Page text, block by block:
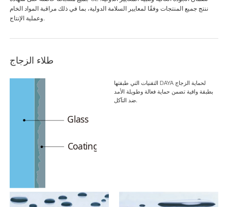
ننتج جميع المنتجات وفقًا لمعايير السلامة الدولية، بما في ذلك مراقبة المواد الخام
وعملية الإنتاج.
طلاء الزجاج
التقنيات التي طبقتها DAYA لحماية الزجاج
بطبقة واقية تضمن حماية فعالة وطويلة الأمد
ضد التآكل.